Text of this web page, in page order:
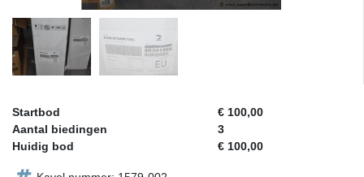
Startbod
€ 100,00
Aantal biedingen
3
Huidig bod
€ 100,00